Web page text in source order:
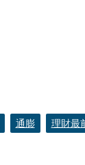
通膨 理財最